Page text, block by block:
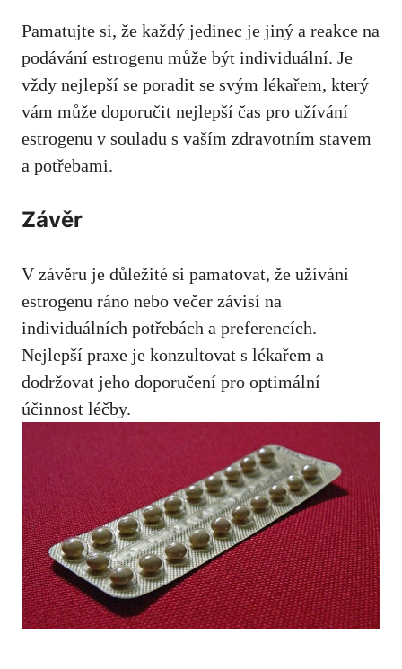
Pamatujte si, že každý jedinec je jiný a reakce na
podávání estrogenu může být individuální. Je
vždy nejlepší se poradit se svým lékařem, který
vám může doporučit nejlepší čas pro užívání
estrogenu v souladu s vaším zdravotním stavem
a potřebami.
Závěr
V závěru je důležité si pamatovat, že užívání
estrogenu ráno nebo večer závisí na
individuálních potřebách a preferencích.
Nejlepší praxe je konzultovat s lékařem a
dodržovat jeho doporučení pro optimální
účinnost léčby.